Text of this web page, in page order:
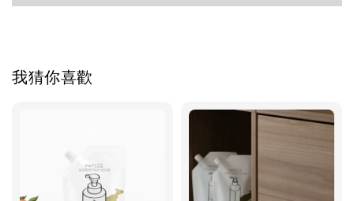
我猜你喜歡